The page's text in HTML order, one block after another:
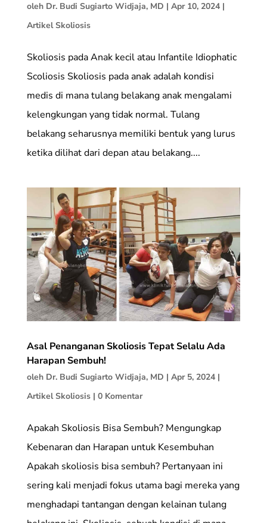
oleh Dr. Budi Sugiarto Widjaja, MD | Apr 10, 2024|
Artikel Skoliosis
Skoliosis pada Anak kecil atau Infantile Idiophatic
Scoliosis Skoliosis pada anak adalah kondisi
medis di mana tulang belakang anak mengalami
kelengkungan yang tidak normal. Tulang
belakang seharusnya memiliki bentuk yang lurus
ketika dilihat dari depan atau belakang....
Asal Penanganan Skoliosis Tepat Selalu Ada
Harapan Sembuh!
oleh Dr. Budi Sugiarto Widjaja, MD | Apr 5, 2024|
Artikel Skoliosis| 0 Komentar
Apakah Skoliosis Bisa Sembuh? Mengungkap
Kebenaran dan Harapan untuk Kesembuhan
Apakah skoliosis bisa sembuh? Pertanyaan ini
sering kali menjadi fokus utama bagi mereka yang
menghadapi tantangan dengan kelainan tulang